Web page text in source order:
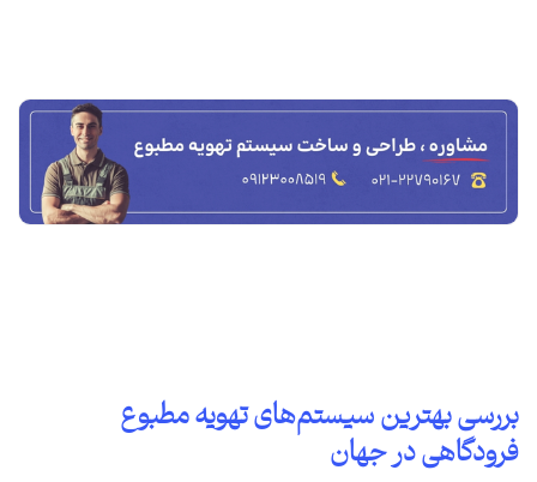
بررسی بهترین سیستم‌های تهویه مطبوع
فرودگاهی در جهان